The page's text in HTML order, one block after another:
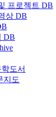
프로젝트 DB
상 DB
DB
도서
지도